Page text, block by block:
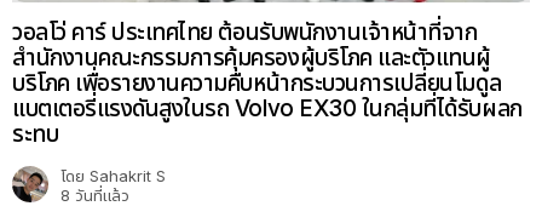
วอลโว่ คาร์ ประเทศไทย ต้อนรับพนักงานเจ้าหน้าที่จาก
สำนักงานคณะกรรมการคุ้มครองผู้บริโภค และตัวแทนผู้
บริโภค เพื่อรายงานความคืบหน้ากระบวนการเปลี่ยนโมดูล
แบตเตอรี่แรงดันสูงในรถ Volvo EX30 ในกลุ่มที่ได้รับผลก
ระทบ
โดย Sahakrit S
8 วันที่แล้ว